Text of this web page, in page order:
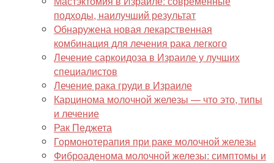
подходы, наилучший результат
Обнаружена новая лекарственная
комбинация для лечения рака легкого
Лечение саркоидоза в Израиле у лучших
специалистов
Лечение рака груди в Израиле
Карцинома молочной железы — что это, типы
и лечение
Рак Педжета
Гормонотерапия при раке молочной железы
Фиброаденома молочной железы: симптомы и